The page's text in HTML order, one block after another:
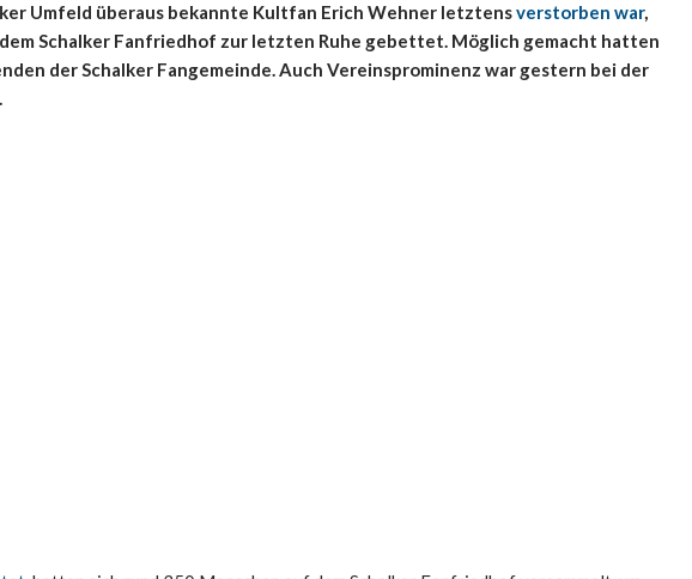
Umfeld überaus bekannte Kultfan Erich Wehner letztensverstorben war,
Schalker Fanfriedhof zur letzten Ruhe gebettet. Möglich gemacht hatten
der Schalker Fangemeinde. Auch Vereinsprominenz war gestern bei der